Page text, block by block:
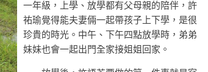
一年級，上學、放學都有父母親的陪伴，許
祐瑜覺得能夫妻倆一起帶孩子上下學，是很
珍貴的時光。中午、下午四點放學時，弟弟
妹妹也會一起出門全家接姐姐回家。